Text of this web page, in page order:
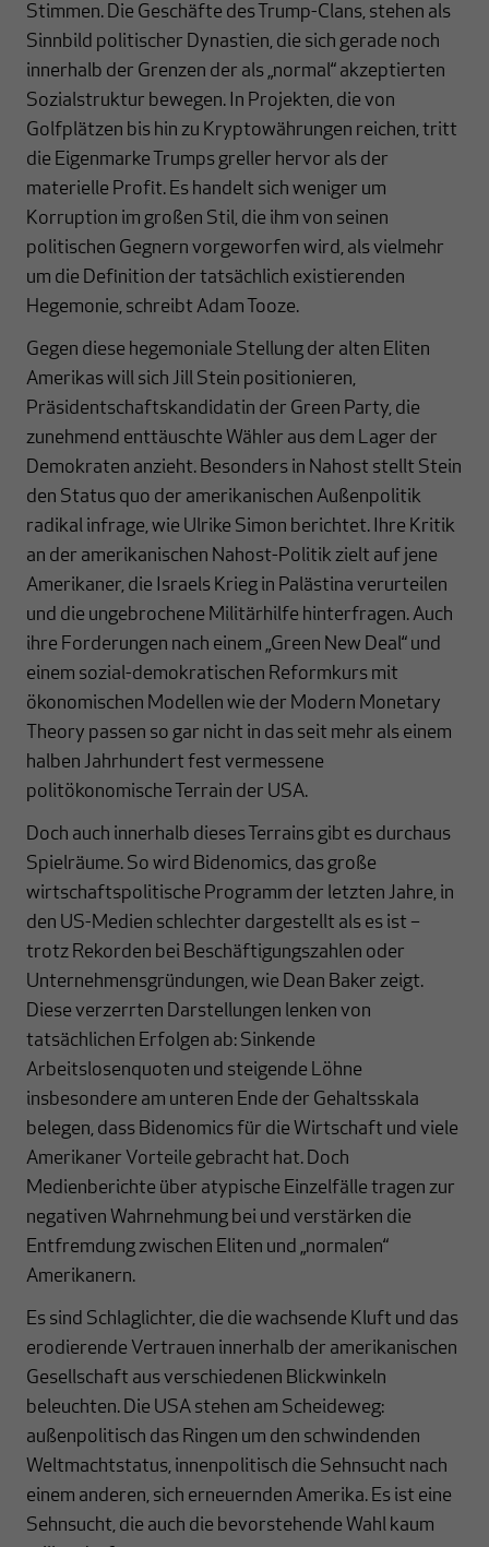
Stimmen. Die Geschäfte des Trump-Clans, stehen als
Sinnbild politischer Dynastien, die sich gerade noch
innerhalb der Grenzen der als „normal“ akzeptierten
Sozialstruktur bewegen. In Projekten, die von
Golfplätzen bis hin zu Kryptowährungen reichen, tritt
die Eigenmarke Trumps greller hervor als der
materielle Profit. Es handelt sich weniger um
Korruption im großen Stil, die ihm von seinen
politischen Gegnern vorgeworfen wird, als vielmehr
um die Definition der tatsächlich existierenden
Hegemonie, schreibt Adam Tooze.
Gegen diese hegemoniale Stellung der alten Eliten
Amerikas will sich Jill Stein positionieren,
Präsidentschaftskandidatin der Green Party, die
zunehmend enttäuschte Wähler aus dem Lager der
Demokraten anzieht. Besonders in Nahost stellt Stein
den Status quo der amerikanischen Außenpolitik
radikal infrage, wie Ulrike Simon berichtet. Ihre Kritik
an der amerikanischen Nahost-Politik zielt auf jene
Amerikaner, die Israels Krieg in Palästina verurteilen
und die ungebrochene Militärhilfe hinterfragen. Auch
ihre Forderungen nach einem „Green New Deal“ und
einem sozial-demokratischen Reformkurs mit
ökonomischen Modellen wie der Modern Monetary
Theory passen so gar nicht in das seit mehr als einem
halben Jahrhundert fest vermessene
politökonomische Terrain der USA.
Doch auch innerhalb dieses Terrains gibt es durchaus
Spielräume. So wird Bidenomics, das große
wirtschaftspolitische Programm der letzten Jahre, in
den US-Medien schlechter dargestellt als es ist –
trotz Rekorden bei Beschäftigungszahlen oder
Unternehmensgründungen, wie Dean Baker zeigt.
Diese verzerrten Darstellungen lenken von
tatsächlichen Erfolgen ab: Sinkende
Arbeitslosenquoten und steigende Löhne
insbesondere am unteren Ende der Gehaltsskala
belegen, dass Bidenomics für die Wirtschaft und viele
Amerikaner Vorteile gebracht hat. Doch
Medienberichte über atypische Einzelfälle tragen zur
negativen Wahrnehmung bei und verstärken die
Entfremdung zwischen Eliten und „normalen“
Amerikanern.
Es sind Schlaglichter, die die wachsende Kluft und das
erodierende Vertrauen innerhalb der amerikanischen
Gesellschaft aus verschiedenen Blickwinkeln
beleuchten. Die USA stehen am Scheideweg:
außenpolitisch das Ringen um den schwindenden
Weltmachtstatus, innenpolitisch die Sehnsucht nach
einem anderen, sich erneuernden Amerika. Es ist eine
Sehnsucht, die auch die bevorstehende Wahl kaum